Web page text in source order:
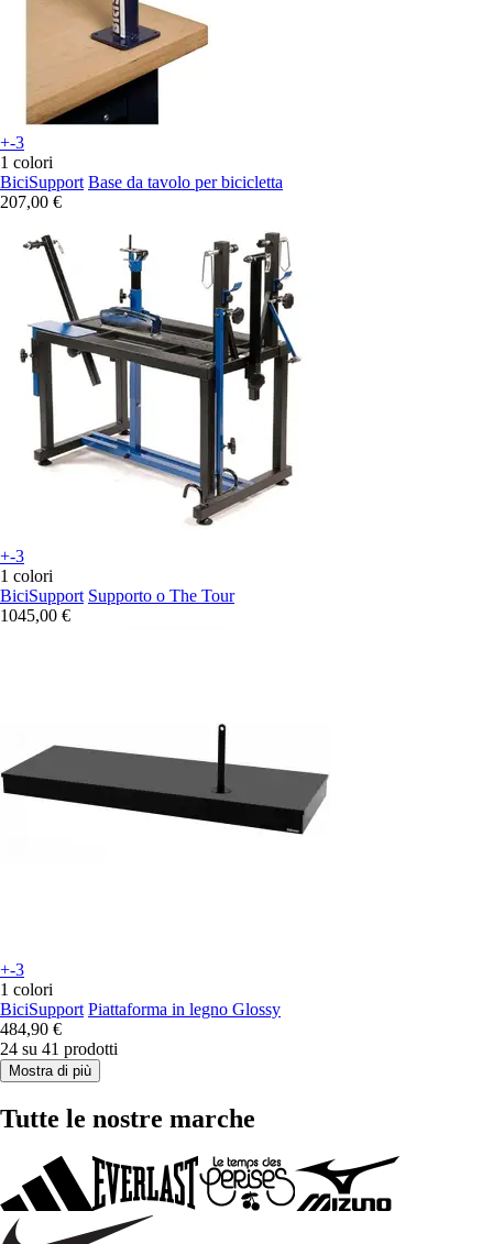
+-3
1 colori
BiciSupport Base da tavolo per bicicletta
207,00 €
+-3
1 colori
BiciSupport Supporto o The Tour
1045,00 €
+-3
1 colori
BiciSupport Piattaforma in legno Glossy
484,90 €
24 su 41 prodotti
Mostra di più
Tutte le nostre marche